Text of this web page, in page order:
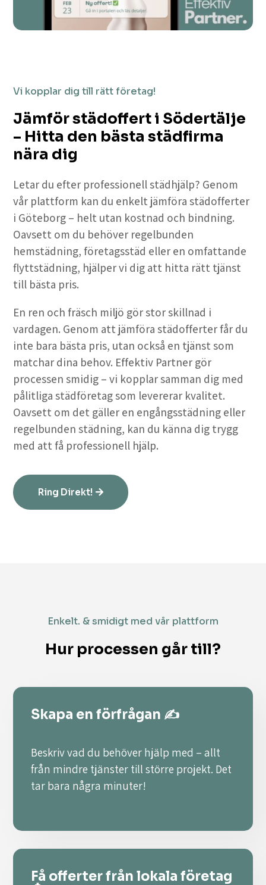
Vi kopplar dig till rätt företag!
Jämför städoffert i Södertälje
– Hitta den bästa städfirma
nära dig
Letar du efter professionell städhjälp? Genom
vår plattform kan du enkelt jämföra städofferter
i Göteborg – helt utan kostnad och bindning.
Oavsett om du behöver regelbunden
hemstädning, företagsstäd eller en omfattande
flyttstädning, hjälper vi dig att hitta rätt tjänst
till bästa pris.
En ren och fräsch miljö gör stor skillnad i
vardagen. Genom att jämföra städofferter får du
inte bara bästa pris, utan också en tjänst som
matchar dina behov. Effektiv Partner gör
processen smidig – vi kopplar samman dig med
pålitliga städföretag som levererar kvalitet.
Oavsett om det gäller en engångsstädning eller
regelbunden städning, kan du känna dig trygg
med att få professionell hjälp.
Ring Direkt!
Enkelt. & smidigt med vår plattform
Hur processen går till?
Skapa en förfrågan ✍️
Beskriv vad du behöver hjälp med – allt
från mindre tjänster till större projekt. Det
tar bara några minuter!
Få offerter från lokala företag